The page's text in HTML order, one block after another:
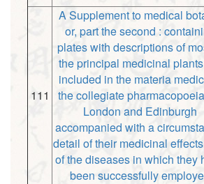
111
A Supplement to medical
or, part the second :
plates with descriptions of
the principal medicinal
included in the materia
the collegiate
London and Edinburgh
accompanied with a
detail of their medicinal
of the diseases in which they
been successfully